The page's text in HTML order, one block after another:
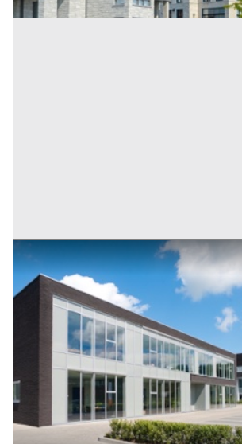
Fabbricati Costruiti per Esigenze
all'asta a Bagheria
Bagheria (Palermo)
Offerta minima
51.179 € 68.238 €
Codice asta:5b30be13
Asta chiusa
1 2 3 4